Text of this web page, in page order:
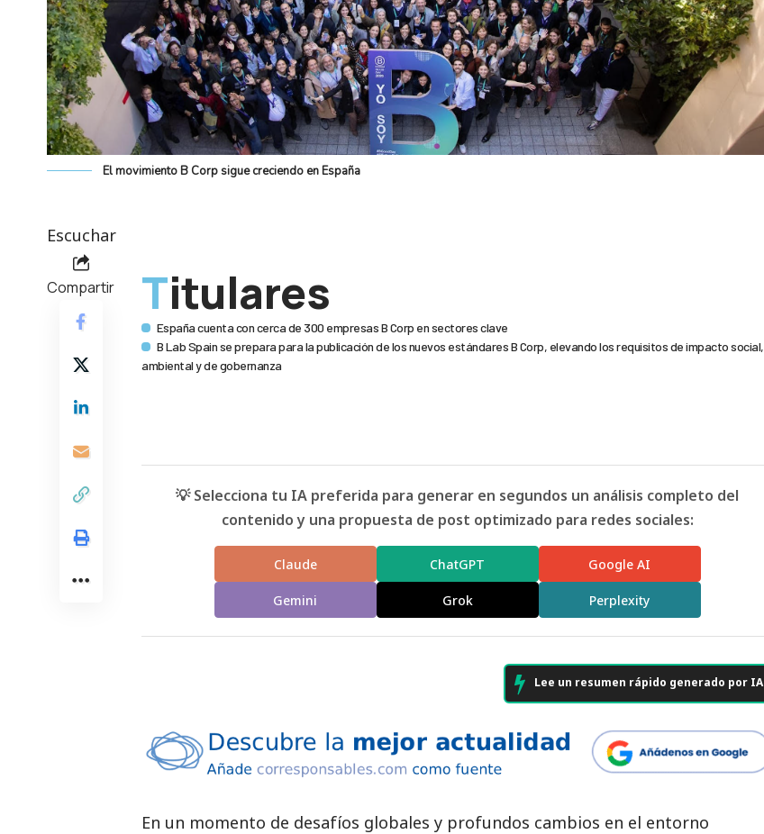
El movimiento B Corp sigue creciendo en España
Escuchar
Compartir Titulares
España cuenta con cerca de 300 empresas B Corp en sectores clave
B Lab Spain se prepara para la publicación de los nuevos estándares B Corp, elevando los requisitos de impacto social,
ambiental y de gobernanza
💡 Selecciona tu IA preferida para generar en segundos un análisis completo del
contenido y una propuesta de post optimizado para redes sociales:
Claude ChatGPT Google AI
Gemini Grok Perplexity
Lee un resumen rápido generado por IA
En un momento de desafíos globales y profundos cambios en el entorno